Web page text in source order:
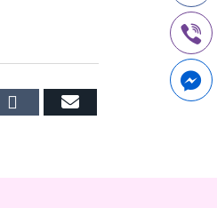
TumblrEmail